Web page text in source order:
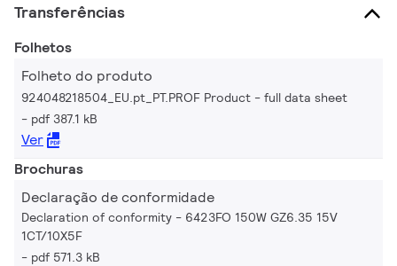
Transferências
Folhetos
Folheto do produto
924048218504_EU.pt_PT.PROF Product - full data sheet
pdf 387.1 kB
Ver
Brochuras
Declaração de conformidade
Declaration of conformity - 6423FO 150W GZ6.35 15V
1CT/10X5F
pdf 571.3 kB